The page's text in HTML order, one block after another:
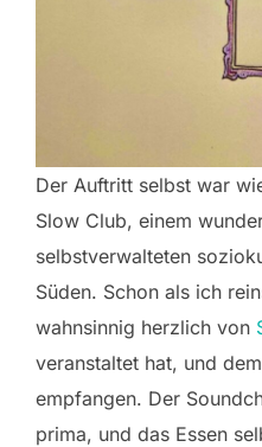
Der Auftritt selbst war
Slow Club, einem
selbstverwalteten
Süden. Schon als ich
wahnsinnig herzlich von
veranstaltet hat, und
empfangen. Der
prima, und das Essen